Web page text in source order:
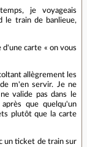
je voyageais
le train de banlieue,
carte « on vous
allègrement les
m'en servir. Je ne
valide pas dans le
que quelqu'un
plutôt que la carte
un ticket de train sur